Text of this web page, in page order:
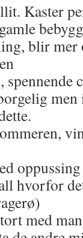
Kaster
blir mer
hvorfor
med